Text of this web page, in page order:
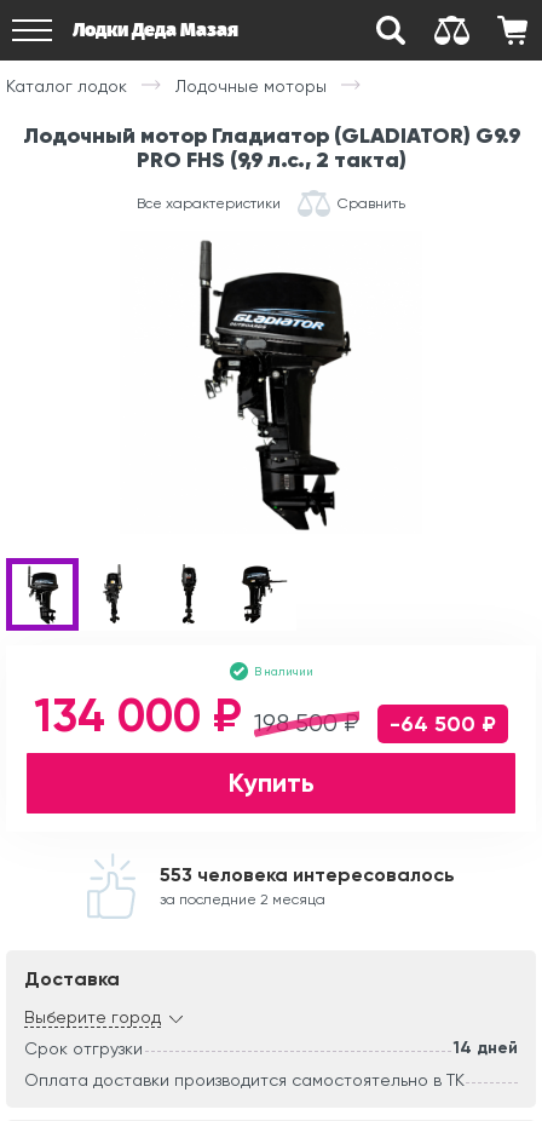
Лодки Деда Мазая
Каталог лодок Лодочные моторы
Лодочный мотор Гладиатор (GLADIATOR) G9.9
PRO FHS (9,9 л.с., 2 такта)
Все характеристики Сравнить
В наличии
198 500 ₽
134 000 ₽ -64 500 ₽
Купить
553 человека интересовалось
за последние 2 месяца
Доставка
Выберите город
Срок отгрузки
14 дней
Оплата доставки производится самостоятельно в ТК